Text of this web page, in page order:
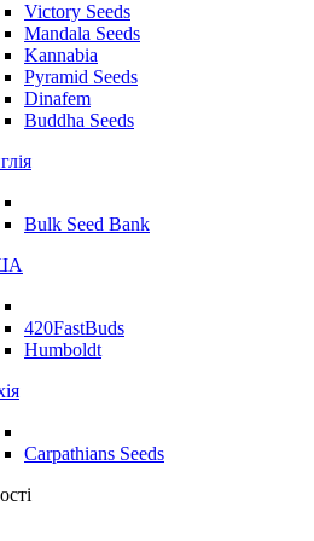
Victory Seeds
Mandala Seeds
Kannabia
Pyramid Seeds
Dinafem
Buddha Seeds
Bulk Seed Bank
420FastBuds
Humboldt
Carpathians Seeds